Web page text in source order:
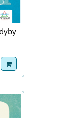
dodaj do koszyka